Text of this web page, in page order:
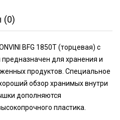
(0)
BFG 1850T (торцевая) с
для хранения и
продуктов. Специальное
обзор хранимых внутри
дополняются
пластика.